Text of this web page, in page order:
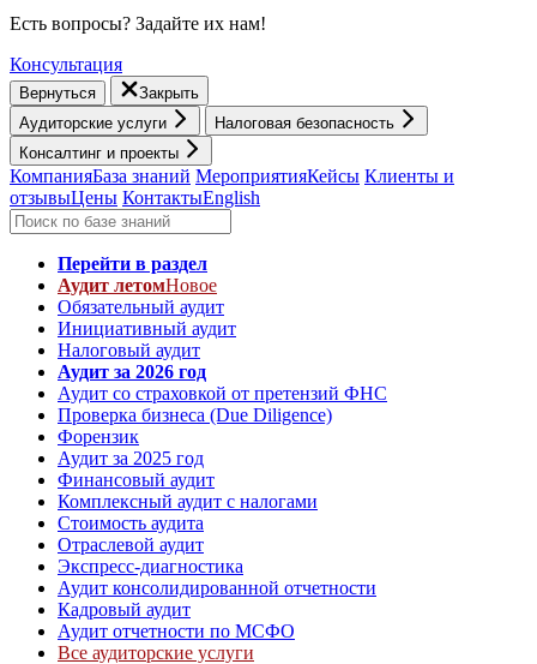
Есть вопросы? Задайте их нам!
Консультация
Вернуться
Закрыть
Аудиторские услуги
Налоговая безопасность
Консалтинг и проекты
КомпанияБаза знаний МероприятияКейсы Клиенты и
отзывыЦены КонтактыEnglish
Перейти в раздел
Аудит летомНовое
Обязательный аудит
Инициативный аудит
Налоговый аудит
Аудит за 2026 год
Аудит со страховкой от претензий ФНС
Проверка бизнеса (Due Diligence)
Форензик
Аудит за 2025 год
Финансовый аудит
Комплексный аудит с налогами
Стоимость аудита
Отраслевой аудит
Экспресс-диагностика
Аудит консолидированной отчетности
Кадровый аудит
Аудит отчетности по МСФО
Все аудиторские услуги